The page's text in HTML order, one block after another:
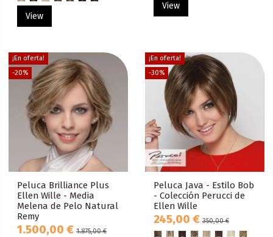
View
View
¡En oferta!
-20%
Peluca Brilliance Plus
Ellen Wille - Media
Melena de Pelo Natural
Remy
1.500,00 € 1.875,00 €
¡En oferta!
-30%
Peluca Java - Estilo Bob
- Colección Perucci de
Ellen Wille
245,00 € 350,00 €